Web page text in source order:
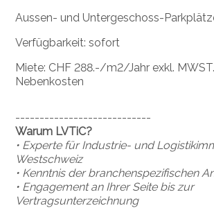
Aussen- und Untergeschoss-
Verfügbarkeit: sofort
Miete: CHF 288.-/m2/Jahr exkl.
Nebenkosten
----------------------------
Warum LVTiC?
• Experte für Industrie- und
Westschweiz
• Kenntnis der branchenspezifischen
• Engagement an Ihrer Seite bis zur
Vertragsunterzeichnung